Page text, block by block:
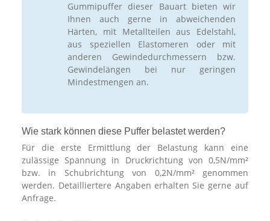
Gummipuffer dieser Bauart bieten wir
Ihnen auch gerne in abweichenden
Härten, mit Metallteilen aus Edelstahl,
aus speziellen Elastomeren oder mit
anderen Gewindedurchmessern bzw.
Gewindelängen bei nur geringen
Mindestmengen an.
Wie stark können diese Puffer belastet werden?
Für die erste Ermittlung der Belastung kann eine
zulässige Spannung in Druckrichtung von 0,5N/mm²
bzw. in Schubrichtung von 0,2N/mm² genommen
werden. Detailliertere Angaben erhalten Sie gerne auf
Anfrage.